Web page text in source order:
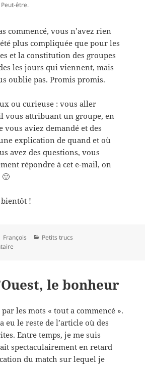
Peut-être.
commencé, vous n’avez rien
plus compliquée que pour les
et la constitution des groupes
les jours qui viennent, mais
oublie pas. Promis promis.
ou curieuse : vous aller
vous attribuant un groupe, en
vous aviez demandé et des
explication de quand et où
avez des questions, vous
répondre à cet e-mail, on
!
Auteur
François Catégories
Petits trucs
le bonheur
les mots « tout a commencé ».
eu le reste de l’article où des
Entre temps, je me suis
spectaculairement en retard
du match sur lequel je